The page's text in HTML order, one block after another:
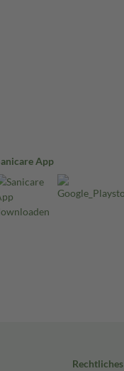
App
Rechtliches